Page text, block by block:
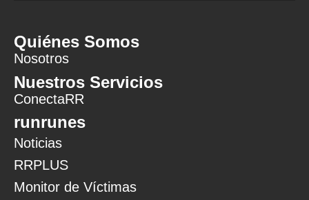
Quiénes Somos
Nosotros
Nuestros Servicios
ConectaRR
runrunes
Noticias
RRPLUS
Monitor de Víctimas